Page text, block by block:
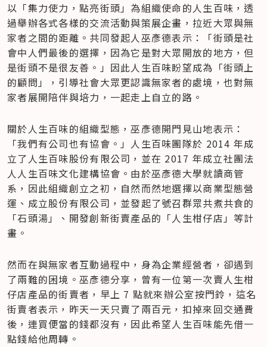
以「集力使力，點亮街頭」為組織使命的人生百味，透
過舉辦各式各樣的交流活動與策展企畫，拉近大眾與無
家者之間的距離。共同發起人巫彥德表示：「街頭是社
會中人們最後的選擇，因為它是對大眾開放的地方，但
是街頭不是很友善。」因此人生百味盼望成為「街頭上
的顧問」，引導社會大眾更認識無家者的處境，也對無
家者展開陪伴與培力，一起走上自立的路。
關於人生百味的組織型態，巫彥德開門見山地表示：
「我們有公司也有協會。」人生百味團隊於 2014 年成
立了人生百味股份有限公司，並在 2017 年成立社團法
人人生百味文化建構協會。由於巫彥德大學就讀商管
系，因此組織創立之初，自然而然地選擇以商業型態營
運、成立股份有限公司，並發起了號召群眾共煮共食的
「石頭湯」、開發創新街賣產品的「人生柑仔店」等計
畫。
然而在與無家者互動過程中，身為企業經營者，卻遇到
了兩難的困境。巫彥德分享，曾有一位第一次賣人生柑
仔店產品的街賣者，早上 7 點就來辦公室按門鈴，這名
街賣者表示，昨天一天只賣了兩百元，扣掉來回交通費
後，連買便當的錢都沒有，因此希望人生百味能先借一
點錢給他周轉。